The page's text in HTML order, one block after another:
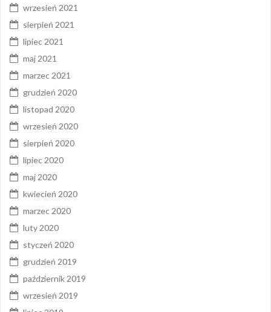
wrzesień 2021
sierpień 2021
lipiec 2021
maj 2021
marzec 2021
grudzień 2020
listopad 2020
wrzesień 2020
sierpień 2020
lipiec 2020
maj 2020
kwiecień 2020
marzec 2020
luty 2020
styczeń 2020
grudzień 2019
październik 2019
wrzesień 2019